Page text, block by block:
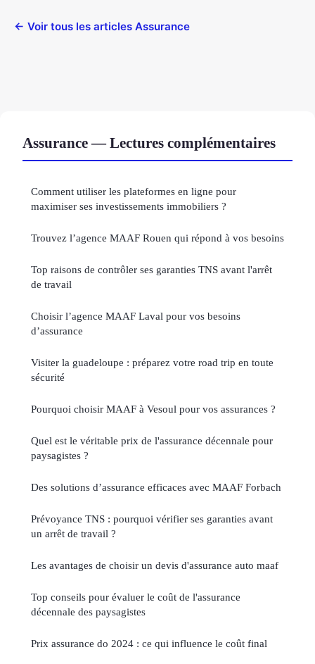
← Voir tous les articles Assurance
Assurance — Lectures complémentaires
Comment utiliser les plateformes en ligne pour
maximiser ses investissements immobiliers ?
Trouvez l’agence MAAF Rouen qui répond à vos besoins
Top raisons de contrôler ses garanties TNS avant l'arrêt
de travail
Choisir l’agence MAAF Laval pour vos besoins
d’assurance
Visiter la guadeloupe : préparez votre road trip en toute
sécurité
Pourquoi choisir MAAF à Vesoul pour vos assurances ?
Quel est le véritable prix de l'assurance décennale pour
paysagistes ?
Des solutions d’assurance efficaces avec MAAF Forbach
Prévoyance TNS : pourquoi vérifier ses garanties avant
un arrêt de travail ?
Les avantages de choisir un devis d'assurance auto maaf
Top conseils pour évaluer le coût de l'assurance
décennale des paysagistes
Prix assurance do 2024 : ce qui influence le coût final